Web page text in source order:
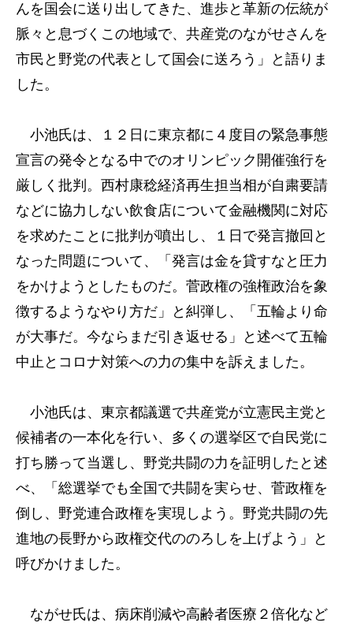
んを国会に送り出してきた、進歩と革新の伝統が
脈々と息づくこの地域で、共産党のながせさんを
市民と野党の代表として国会に送ろう」と語りま
した。
小池氏は、１２日に東京都に４度目の緊急事態
宣言の発令となる中でのオリンピック開催強行を
厳しく批判。西村康稔経済再生担当相が自粛要請
などに協力しない飲食店について金融機関に対応
を求めたことに批判が噴出し、１日で発言撤回と
なった問題について、「発言は金を貸すなと圧力
をかけようとしたものだ。菅政権の強権政治を象
徴するようなやり方だ」と糾弾し、「五輪より命
が大事だ。今ならまだ引き返せる」と述べて五輪
中止とコロナ対策への力の集中を訴えました。
小池氏は、東京都議選で共産党が立憲民主党と
候補者の一本化を行い、多くの選挙区で自民党に
打ち勝って当選し、野党共闘の力を証明したと述
べ、「総選挙でも全国で共闘を実らせ、菅政権を
倒し、野党連合政権を実現しよう。野党共闘の先
進地の長野から政権交代ののろしを上げよう」と
呼びかけました。
ながせ氏は、病床削減や高齢者医療２倍化など